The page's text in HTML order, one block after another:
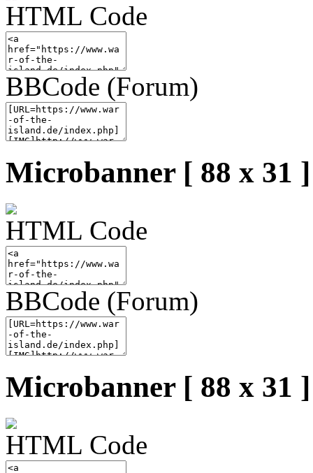
HTML Code
BBCode (Forum)
Microbanner [ 88 x 31 ]
HTML Code
BBCode (Forum)
Microbanner [ 88 x 31 ]
HTML Code